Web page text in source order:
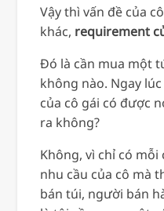
Vậy thì vấn đề của
khác, requirement
Đó là cần mua một
không nào. Ngay
của cô gái có được
ra không?
Không, vì chỉ có
nhu cầu của cô mà
bán túi, người bán